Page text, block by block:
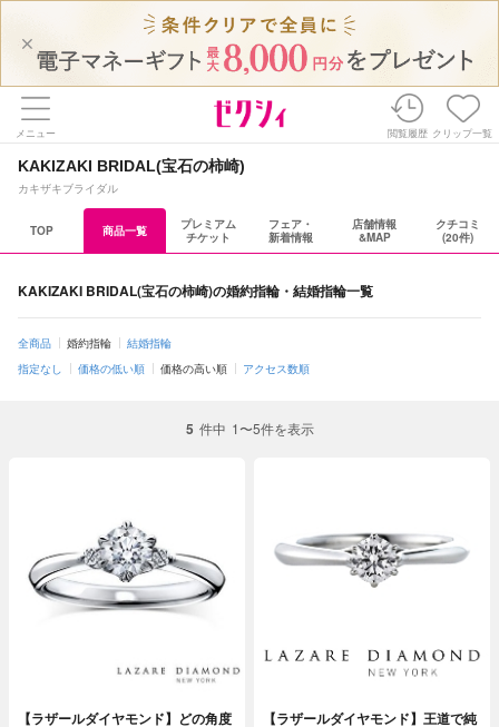
メニュー 閲覧履歴 クリップ一覧
KAKIZAKI BRIDAL(宝石の柿崎)
カキザキブライダル
TOP 商品一覧
プレミアム
チケット
フェア・
新着情報
店舗情報
&MAP
クチコミ
(20件)
KAKIZAKI BRIDAL(宝石の柿崎)の婚約指輪・結婚指輪一覧
全商品 婚約指輪
結婚指輪
指定なし
価格の低い順 価格の高い順 アクセス数順
5 件中 1〜5件を表示
【ラザールダイヤモンド】どの角度
【ラザールダイヤモンド】王道で純